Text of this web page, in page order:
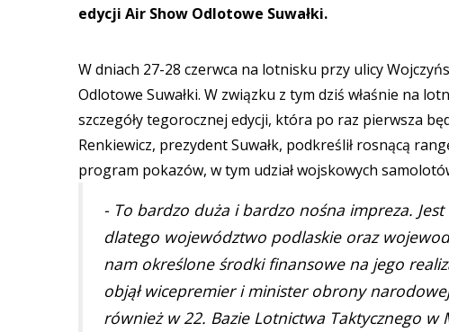
edycji Air Show Odlotowe Suwałki.
W dniach 27-28 czerwca na lotnisku przy ulicy
Odlotowe Suwałki. W związku z tym dziś właśnie na
szczegóły tegorocznej edycji, która po raz pierwsza
Renkiewicz, prezydent Suwałk, podkreślił rosnącą
program pokazów, w tym udział wojskowych
- To bardzo duża i bardzo nośna impreza.
dlatego województwo podlaskie oraz
nam określone środki finansowe na jego
objął wicepremier i minister obrony
również w 22. Bazie Lotnictwa Taktycznego